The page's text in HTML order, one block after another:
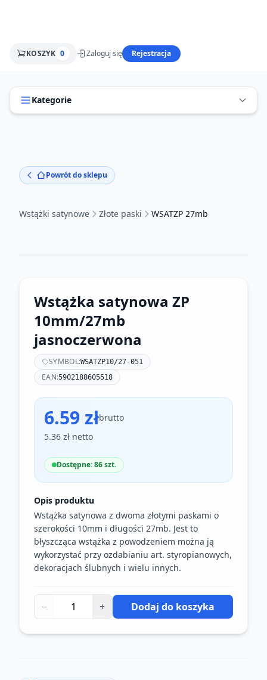
KOSZYK 0 Zaloguj się Rejestracja
Kategorie
Powrót do sklepu
Wstążki satynowe Złote paski WSATZP 27mb
Wstążka satynowa ZP
10mm/27mb
jasnoczerwona
SYMBOL:WSATZP10/27-051
EAN:5902188605518
6.59 złbrutto
5.36 zł netto
Dostępne: 86 szt.
Opis produktu
Wstążka satynowa z dwoma złotymi paskami o
szerokości 10mm i długości 27mb. Jest to
błyszcząca wstążka z powodzeniem można ją
wykorzystać przy ozdabianiu art. styropianowych,
dekoracjach ślubnych i wielu innych.
− + Dodaj do koszyka